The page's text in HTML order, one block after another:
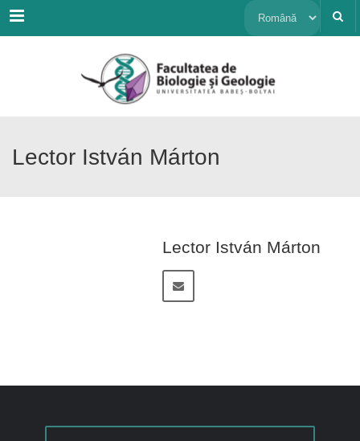
Menu Alege
limbă
Lector István Márton
Lector István Márton